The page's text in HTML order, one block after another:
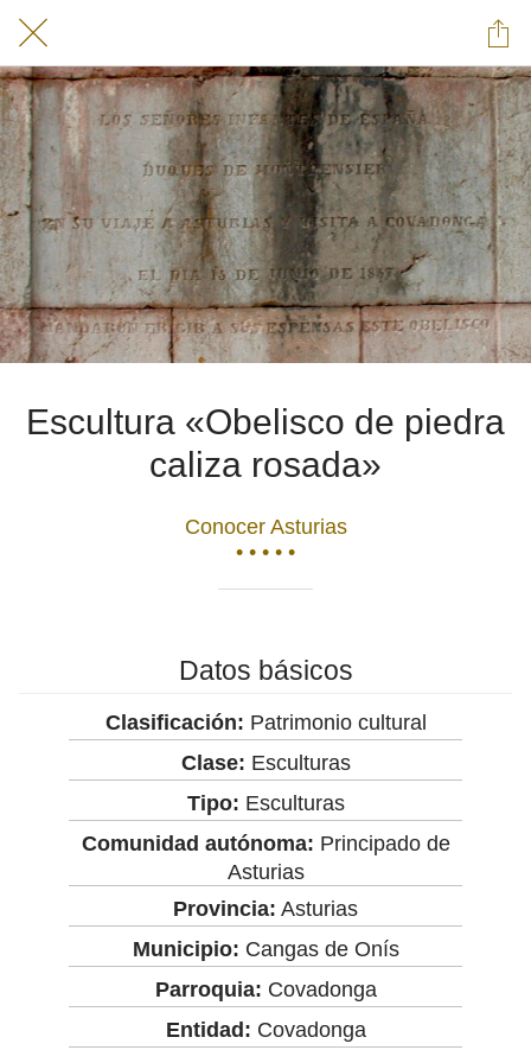
Escultura «Obelisco de piedra
caliza rosada»
Conocer Asturias
• • • • •
Datos básicos
Clasificación: Patrimonio cultural
Clase: Esculturas
Tipo: Esculturas
Comunidad autónoma: Principado de
Asturias
Provincia: Asturias
Municipio: Cangas de Onís
Parroquia: Covadonga
Entidad: Covadonga